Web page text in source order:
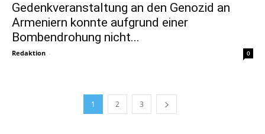
Gedenkveranstaltung an den Genozid an
Armeniern konnte aufgrund einer
Bombendrohung nicht...
Redaktion - 0
1 2 3